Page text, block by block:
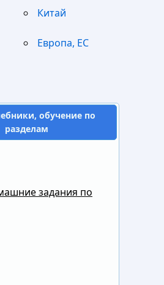
Китай
Европа, ЕС
обучение по
разделам
задания по